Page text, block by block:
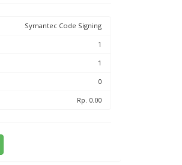
Symantec Code Signing
1
1
0
Rp. 0.00